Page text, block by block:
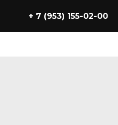
+ 7 (953) 155-02-00